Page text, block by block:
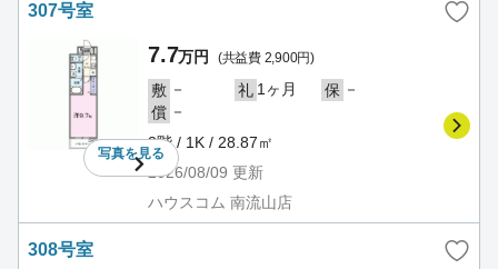
307号室
写真を見る
7.7万円 (共益費 2,900円)
敷 － 礼 1ヶ月 保 －
償 －
3階 / 1K / 28.87㎡
2026/08/09 更新
ハウスコム 南流山店
308号室